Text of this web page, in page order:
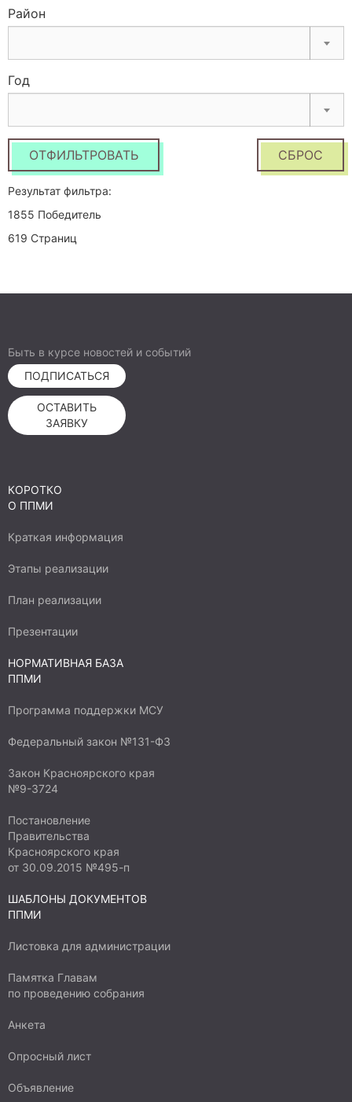
Район
Год
ОТФИЛЬТРОВАТЬ СБРОС
Результат фильтра:
1855 Победитель
619 Страниц
Быть в курсе новостей и событий
ПОДПИСАТЬСЯ
ОСТАВИТЬ
ЗАЯВКУ
КОРОТКО
О ППМИ
Краткая информация
Этапы реализации
План реализации
Презентации
НОРМАТИВНАЯ БАЗА
ППМИ
Программа поддержки МСУ
Федеральный закон №131-ФЗ
Закон Красноярского края
№9-3724
Постановление
Правительства
Красноярского края
от 30.09.2015 №495-п
ШАБЛОНЫ ДОКУМЕНТОВ
ППМИ
Листовка для администрации
Памятка Главам
по проведению собрания
Анкета
Опросный лист
Объявление